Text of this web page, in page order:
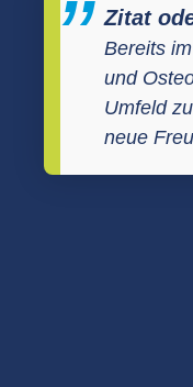
Zitat
Bereits
und
Umfeld
neue